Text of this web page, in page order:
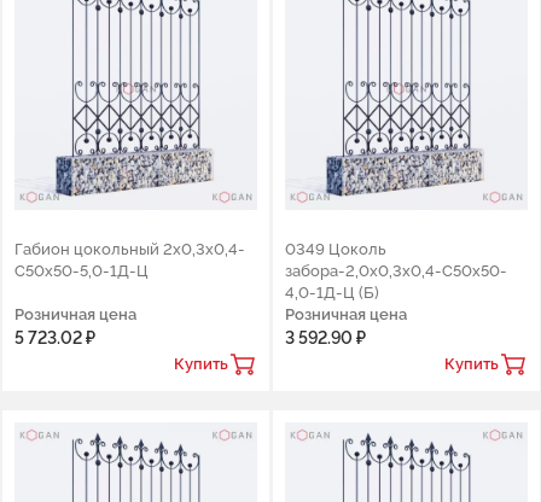
Габион цокольный 2x0,3x0,4-
C50x50-5,0-1Д-Ц
Розничная цена
5 723.02 ₽
Купить
0349 Цоколь
забора-2,0х0,3х0,4-С50х50-
4,0-1Д-Ц (Б)
Розничная цена
3 592.90 ₽
Купить